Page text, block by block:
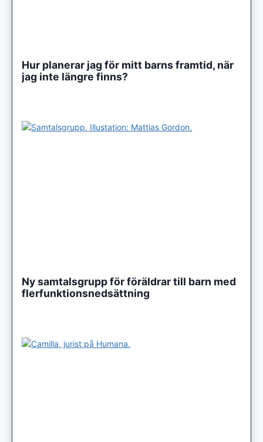
Hur planerar jag för mitt barns framtid, när
jag inte längre finns?
Ny samtalsgrupp för föräldrar till barn med
flerfunktionsnedsättning